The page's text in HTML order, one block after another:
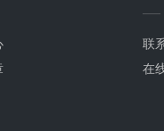
联
在